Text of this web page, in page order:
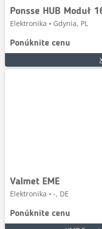
Ponsse HUB Moduł
Elektronika • Gdynia, PL
Ponúknite cenu
Valmet EME
Elektronika • -, DE
Ponúknite cenu